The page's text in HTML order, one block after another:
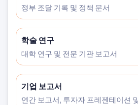
정부 조달 기록 및 정책 문서
학술 연구
대학 연구 및 전문 기관 보고서
기업 보고서
연간 보고서, 투자자 프레젠테이션